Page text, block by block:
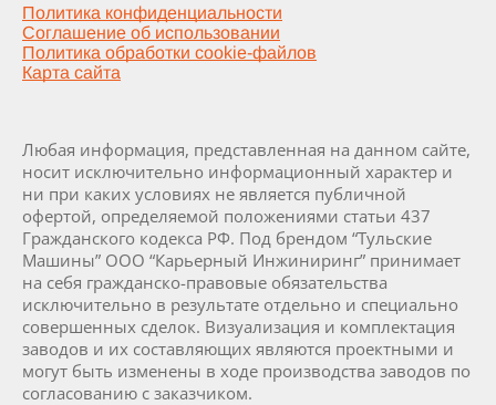
Политика конфиденциальности
Соглашение об использовании
Политика обработки cookie-файлов
Карта сайта
Любая информация, представленная на данном сайте,
носит исключительно информационный характер и
ни при каких условиях не является публичной
офертой, определяемой положениями статьи 437
Гражданского кодекса РФ. Под брендом “Тульские
Машины” ООО “Карьерный Инжиниринг” принимает
на себя гражданско-правовые обязательства
исключительно в результате отдельно и специально
совершенных сделок. Визуализация и комплектация
заводов и их составляющих являются проектными и
могут быть изменены в ходе производства заводов по
согласованию с заказчиком.